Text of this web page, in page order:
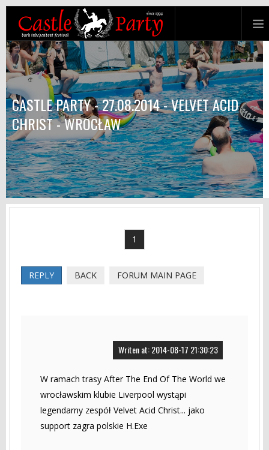
CASTLE PARTY - 27.08.2014 - VELVET ACID
CHRIST - WROCŁAW
1
REPLY BACK FORUM MAIN PAGE
Writen at: 2014-08-17 21:30:23
W ramach trasy After The End Of The World we
wrocławskim klubie Liverpool wystąpi
legendarny zespół Velvet Acid Christ... jako
support zagra polskie H.Exe